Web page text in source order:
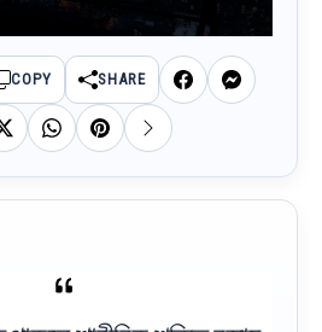
COPY SHARE